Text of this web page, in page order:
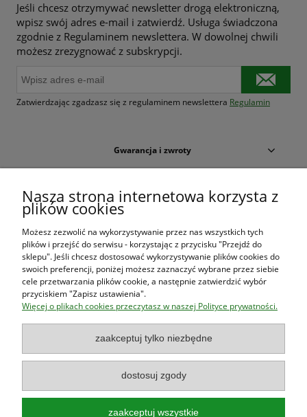
Jeśli chcesz otrzymywać newsletter drogą elektroniczną,
wpisz swój adres e-mail i zatwierdź. Usługa świadczona
zgodnie z Regulaminem newslettera. W dowolnej chwili
możesz zrezygnować z subskrypcji.
Zatwierdzając zgadzasz się z regulaminem newslettera Regulamin
Gwarancja i zwroty
O firmie
Księgarnia Las Książek www.lasksiazek.pl| Aleje Jerozolimskie
53 (p. 2, lok. 212)| 00-697 Warszawa | 22 290 23 47 | Serdecznie
zapraszamy!
jest czynna od poniedziałku do piątku w godzinach
- 16:00
Nasza strona internetowa korzysta z
plików cookies
Możesz zezwolić na wykorzystywanie przez nas wszystkich tych
plików i przejść do serwisu - korzystając z przycisku "Przejdź do
sklepu". Jeśli chcesz dostosować wykorzystywanie plików cookies do
swoich preferencji, poniżej możesz zaznaczyć wybrane przez siebie
cele przetwarzania plików cookie, a następnie zatwierdzić wybór
przyciskiem "Zapisz ustawienia".
Więcej o plikach cookies przeczytasz w naszej Polityce prywatności.
zaakceptuj tylko niezbędne
dostosuj zgody
zaakceptuj wszystkie